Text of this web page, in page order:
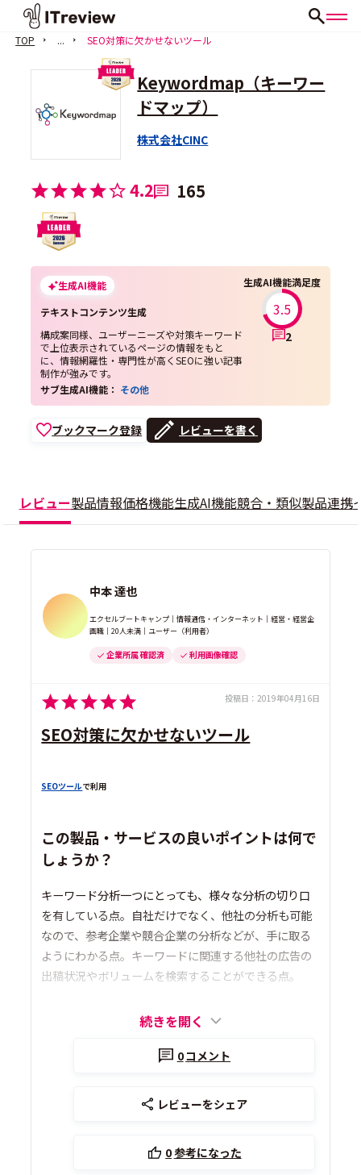
TOP ... SEO対策に欠かせないツール
Keywordmap（キーワー
ドマップ）
株式会社CINC
4.2 165
生成AI機能
テキストコンテンツ生成
構成案同様、ユーザーニーズや対策キーワード
で上位表示されているページの情報をもと
に、情報網羅性・専門性が高くSEOに強い記事
制作が強みです。
生成AI機能満足度
3.5
2
サブ生成AI機能： その他
ブックマーク登録 レビューを書く
レビュー製品情報価格機能生成AI機能競合・類似製品連携
中本 達也
エクセルブートキャンプ｜情報通信・インターネット｜経営・経営企
画職｜20人未満｜ユーザー（利用者）
企業所属 確認済 利用画像確認
投稿日： 2019年04月16日
SEO対策に欠かせないツール
SEOツールで利用
この製品・サービスの良いポイントは何で
しょうか？
キーワード分析一つにとっても、様々な分析の切り口
を有している点。自社だけでなく、他社の分析も可能
なので、参考企業や競合企業の分析などが、手に取る
ようにわかる点。キーワードに関連する他社の広告の
出稿状況やボリュームを検索することができる点。
続きを開く
0コメント
レビューをシェア
0参考になった